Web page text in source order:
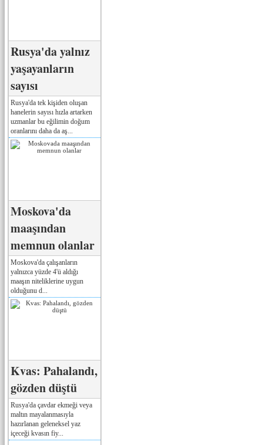
Rusya'da yalnız
yaşayanların
sayısı
Rusya'da tek kişiden oluşan
hanelerin sayısı hızla artarken
uzmanlar bu eğilimin doğum
oranlarını daha da aş...
Moskova'da
maaşından
memnun olanlar
Moskova'da çalışanların
yalnızca yüzde 4'ü aldığı
maaşın niteliklerine uygun
olduğunu d...
Kvas: Pahalandı,
gözden düştü
Rusya'da çavdar ekmeği veya
maltın mayalanmasıyla
hazırlanan geleneksel yaz
içeceği kvasın fiy...